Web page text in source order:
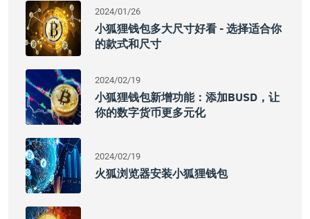
2024/01/26
小狐狸钱包多大尺寸好看 - 选择适合你
的款式和尺寸
2024/02/19
小狐狸钱包新增功能：添加BUSD，让
你的数字货币更多元化
2024/02/19
火狐浏览器安装小狐狸钱包